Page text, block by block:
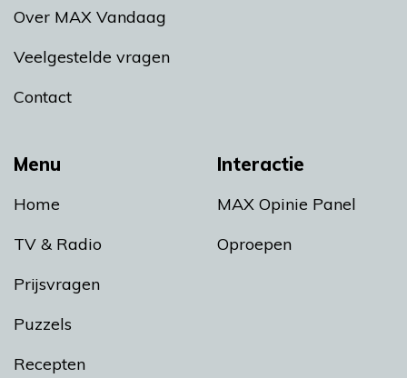
Menu
Home
TV & Radio
Prijsvragen
Puzzels
Recepten
Interactie
MAX Opinie Panel
Oproepen
Over MAX Vandaag
Veelgestelde vragen
Contact